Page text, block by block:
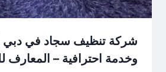
شركة تنظيف سجاد في دبي
وخدمة احترافية – المعارف